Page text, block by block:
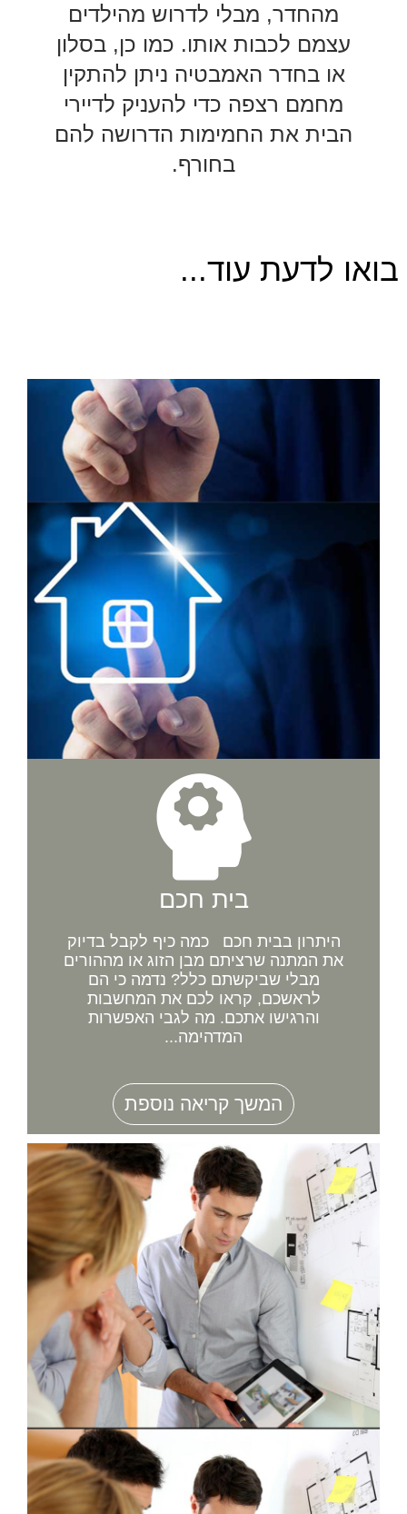
מהחדר, מבלי לדרוש מהילדים
עצמם לכבות אותו. כמו כן, בסלון
או בחדר האמבטיה ניתן להתקין
מחמם רצפה כדי להעניק לדיירי
הבית את החמימות הדרושה להם
בחורף.
בואו לדעת עוד...
בית חכם
היתרון בבית חכם כמה כיף לקבל בדיוק
את המתנה שרציתם מבן הזוג או מההורים
מבלי שביקשתם כלל? נדמה כי הם
לראשכם, קראו לכם את המחשבות
והרגישו אתכם. מה לגבי האפשרות
המדהימה...
המשך קריאה נוספת